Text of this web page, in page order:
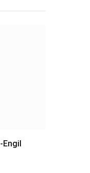
Engil